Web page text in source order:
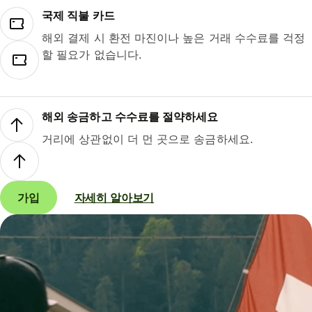
국제 직불 카드
해외 결제 시 환전 마진이나 높은 거래 수수료를 걱정
할 필요가 없습니다.
해외 송금하고 수수료를 절약하세요
거리에 상관없이 더 먼 곳으로 송금하세요.
가입 자세히 알아보기